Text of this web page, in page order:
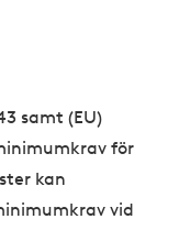
samt (EU)
för
kan
vid